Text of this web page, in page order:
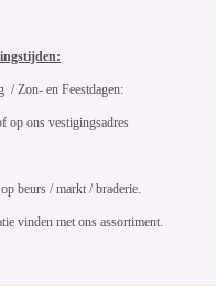
/ Zon- en Feestdagen:
op ons vestigingsadres
beurs / markt / braderie.
vinden met ons assortiment.